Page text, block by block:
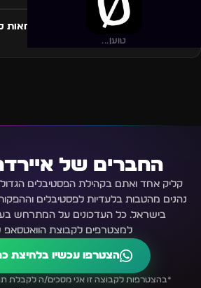
טוען...
איזה סגנון מוזיקה ב-26.04 |
החברים של
קליק אחד ואתם בקהילת הפסטיבלים
נהנים מהטבות בלעדיות לפסטיבלים
בישראל. כל העדכונים על המתרחש
למצטרפים לקבוצת הוואטסאפ
הצטרפו עכשיו בלחיצת
*בהצטרפות לקבוצה זו אני מסכים/ה לקבלת